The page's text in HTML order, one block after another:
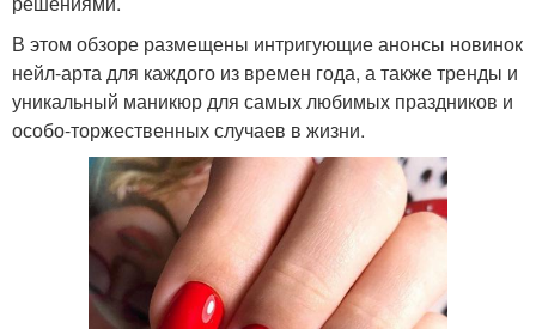
В этом обзоре размещены интригующие анонсы новинок
нейл-арта для каждого из времен года, а также тренды и
уникальный маникюр для самых любимых праздников и
особо-торжественных случаев в жизни.